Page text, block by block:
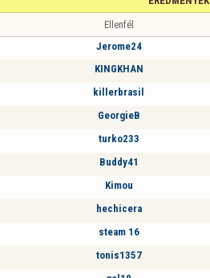
Ellenfél
Jerome24
KINGKHAN
killerbrasil
GeorgieB
turko233
Buddy41
Kimou
hechicera
steam 16
tonis1357